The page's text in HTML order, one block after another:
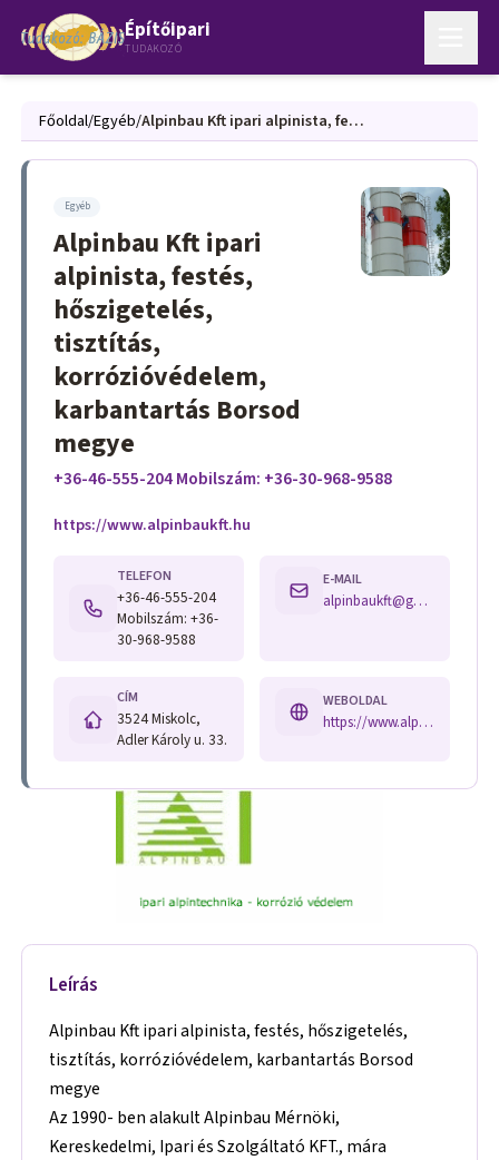
Építőipari
TUDAKOZÓ
Főoldal/Egyéb/ Alpinbau Kft ipari alpinista, festés, hőszigetelés, tisztítás, korrózióvédelem, karbantartás Borsod megye
Egyéb
Alpinbau Kft ipari
alpinista, festés,
hőszigetelés,
tisztítás,
korrózióvédelem,
karbantartás Borsod
megye
+36-46-555-204 Mobilszám: +36-30-968-9588
https://www.alpinbaukft.hu
TELEFON
+36-46-555-204
Mobilszám: +36-
30-968-9588
E-MAIL
alpinbaukft@gmail.com
CÍM
3524 Miskolc,
Adler Károly u. 33.
WEBOLDAL
https://www.alpinbaukft.hu
Leírás
Alpinbau Kft ipari alpinista, festés, hőszigetelés,
tisztítás, korrózióvédelem, karbantartás Borsod
megye
Az 1990- ben alakult Alpinbau Mérnöki,
Kereskedelmi, Ipari és Szolgáltató KFT., mára